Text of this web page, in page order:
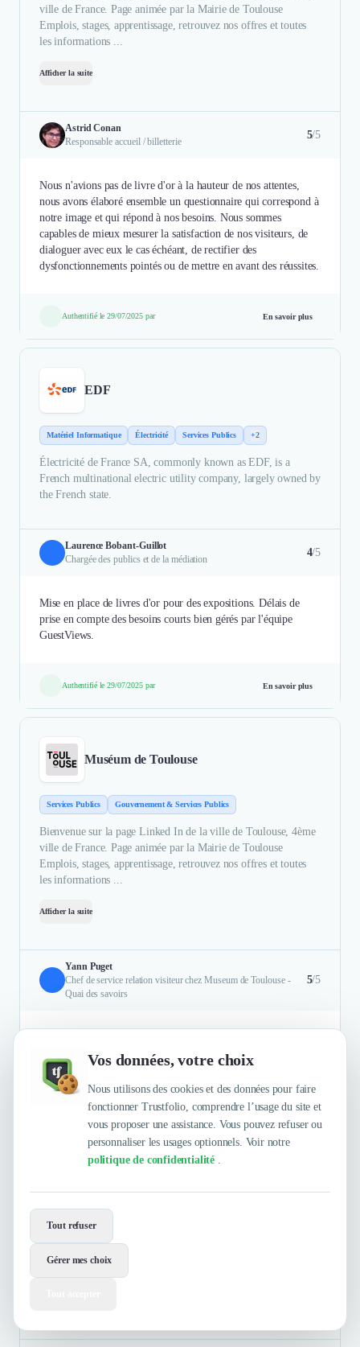
Vos données, votre choix
Nous utilisons des cookies et des données pour faire
fonctionner Trustfolio, comprendre l’usage du site et
vous proposer une assistance. Vous pouvez refuser ou
personnaliser les usages optionnels. Voir notre
politique de confidentialité .
Tout refuser
Gérer mes choix
ville de France. Page animée par la Mairie de Toulouse
Emplois, stages, apprentissage, retrouvez nos offres et toutes
les informations ...
Afficher la suite
Astrid Conan
Responsable accueil / billetterie
5/5
Nous n'avions pas de livre d'or à la hauteur de nos attentes,
nous avons élaboré ensemble un questionnaire qui correspond à
notre image et qui répond à nos besoins. Nous sommes
capables de mieux mesurer la satisfaction de nos visiteurs, de
dialoguer avec eux le cas échéant, de rectifier des
dysfonctionnements pointés ou de mettre en avant des réussites.
Authentifié le 29/07/2025 par En savoir plus
EDF
Matériel Informatique Électricité Services Publics +2
Électricité de France SA, commonly known as EDF, is a
French multinational electric utility company, largely owned by
the French state.
Laurence Bobant-Guillot
Chargée des publics et de la médiation
4/5
Mise en place de livres d'or pour des expositions. Délais de
prise en compte des besoins courts bien gérés par l'équipe
GuestViews.
Authentifié le 29/07/2025 par En savoir plus
Muséum de Toulouse
Services Publics Gouvernement & Services Publics
Bienvenue sur la page Linked In de la ville de Toulouse, 4ème
ville de France. Page animée par la Mairie de Toulouse
Emplois, stages, apprentissage, retrouvez nos offres et toutes
les informations ...
Afficher la suite
Yann Puget
Chef de service relation visiteur chez Museum de Toulouse -
Quai des savoirs
5/5
connaissance des utilisateurs et de leur avis, une mesure de ces
éléments qui permet de ne pas être dans du ressenti mais dans
une information appuyée sur de la mesure factuelle. L'âge
moyen des visiteurs et le genre ne sont pas réellement
disponibles en billetterie. Ici ça l'est et les visiteurs sont libres
de donner ou non cette information : une vraie plus value.
Sunska Festival